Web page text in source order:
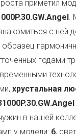
приметил
.
с ней
годами
хрустальная
в нашей
у модели: 6,